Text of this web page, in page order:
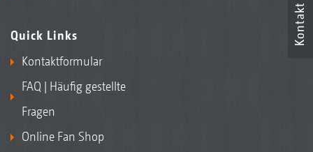
Quick Links
Kontaktformular
FAQ | Häufig gestellte
Fragen
Online Fan Shop
Kontakt